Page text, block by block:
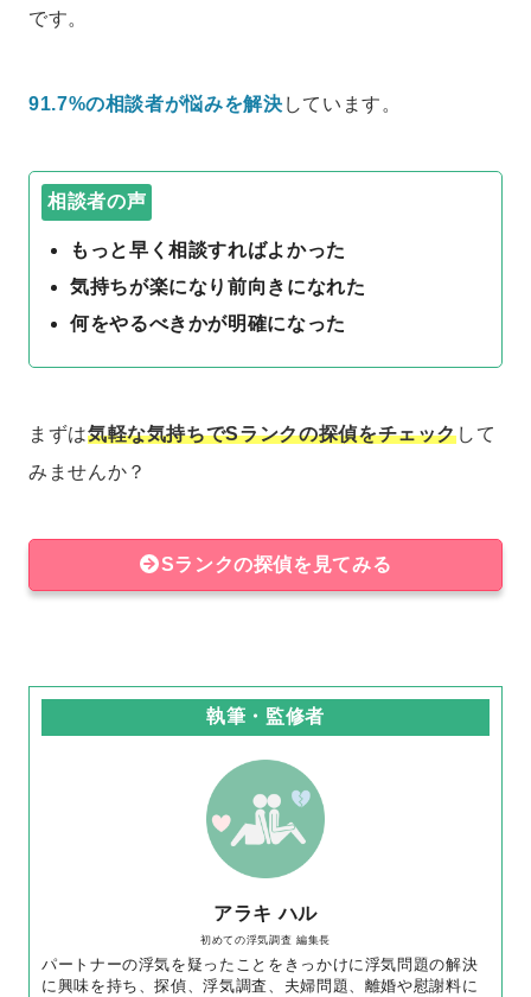
です。
91.7%の相談者が悩みを解決 しています。
相談者の声
もっと早く相談すればよかった
気持ちが楽になり前向きになれた
何をやるべきかが明確になった
まずは気軽な気持ちでSランクの探偵をチェックして
みませんか？
Sランクの探偵を見てみる
執筆・監修者
アラキ ハル
初めての浮気調査 編集長
パートナーの浮気を疑ったことをきっかけに浮気問題の解決
に興味を持ち、探偵、浮気調査、夫婦問題、離婚や慰謝料に